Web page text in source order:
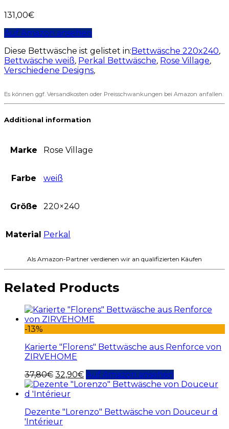
131,00€
Auf Amazon ansehen
Diese Bettwäsche ist gelistet in:Bettwäsche 220x240,
Bettwäsche weiß, Perkal Bettwäsche, Rose Village,
Verschiedene Designs,
Es können ggf. Versandkosten oder Preisschwankungen bei Amazon anfallen.
Additional information
Marke Rose Village
Farbe weiß
Größe 220×240
Material Perkal
Als Amazon-Partner verdienen wir an qualifizierten Käufen
Related Products
-13%
Karierte "Florens" Bettwäsche aus Renforce von
ZIRVEHOME
37,80€ 32,90€ Auf Amazon ansehen
Dezente "Lorenzo" Bettwäsche von Douceur d
'Intérieur